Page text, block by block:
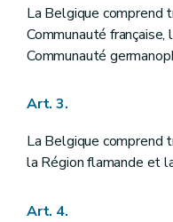
Art. 46
Art. 47
Art. 48
Art. 49
Art. 54
Art. 55
La Belgique comprend
Communauté
Communauté
Art. 3.
La Belgique comprend
la Région flamande et
Art. 4.